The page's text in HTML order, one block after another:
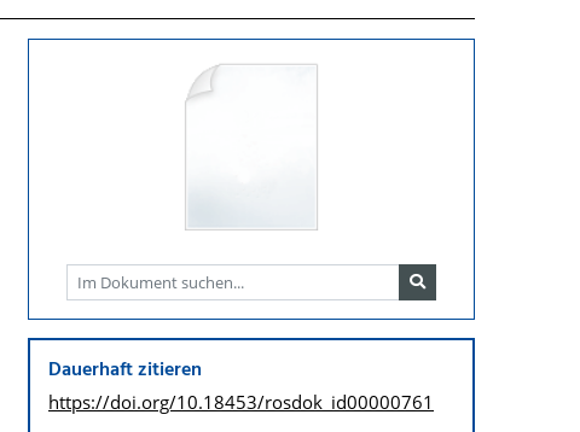
Dauerhaft zitieren
https://doi.org/10.18453/rosdok_id00000761